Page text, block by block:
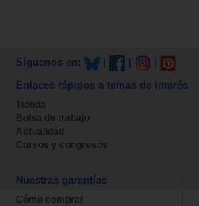
Síguenos en:
Enlaces rápidos a temas de interés
Tienda
Bolsa de trabajo
Actualidad
Cursos y congresos
Nuestras garantías
Cómo comprar